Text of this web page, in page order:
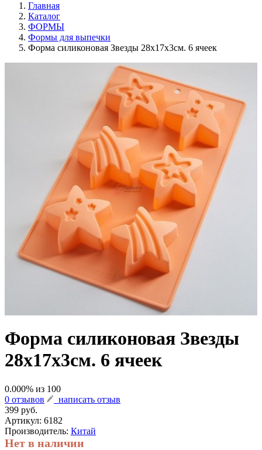
Главная
Каталог
ФОРМЫ
Формы для выпечки
Форма силиконовая Звезды 28х17х3см. 6 ячеек
Форма силиконовая Звезды
28х17х3см. 6 ячеек
0.000% из 100
0 отзывов
написать отзыв
399 руб.
Артикул: 6182
Производитель: Китай
Нет в наличии